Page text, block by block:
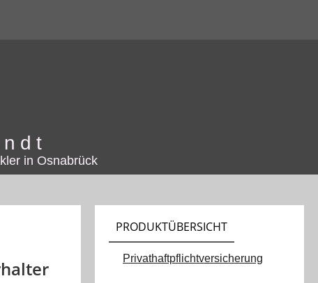
in Osnabrück
PRODUKTÜBERSICHT
Privathaftpflichtversicherung